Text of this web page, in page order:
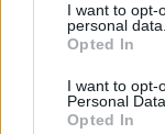
not limited to
grant or deny
use your data for
consent section.
I want to opt-
personal data.
Opted In
I want to opt-
Personal Data.
Opted In